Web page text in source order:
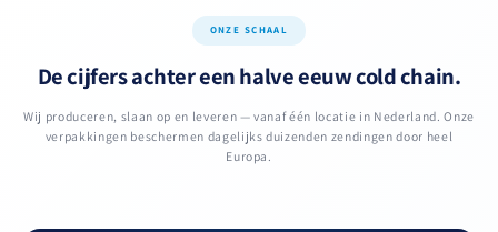
ONZE SCHAAL
De cijfers achter een halve eeuw cold chain.
Wij produceren, slaan op en leveren — vanaf één locatie in Nederland. Onze
verpakkingen beschermen dagelijks duizenden zendingen door heel
Europa.